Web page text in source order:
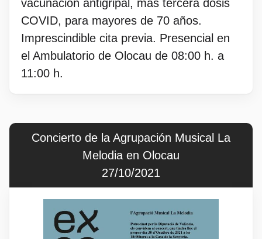
vacunación antigripal, más tercera dosis
COVID, para mayores de 70 años.
Imprescindible cita previa. Presencial en
el Ambulatorio de Olocau de 08:00 h. a
11:00 h.
Concierto de la Agrupación Musical La
Melodia en Olocau
27/10/2021